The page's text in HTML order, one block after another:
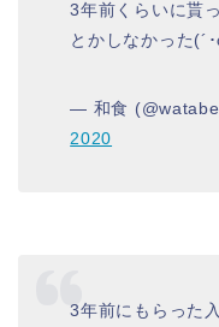
3年前くらいに貰
とかしなかった(´
— 和食
2020
3年前にもらった